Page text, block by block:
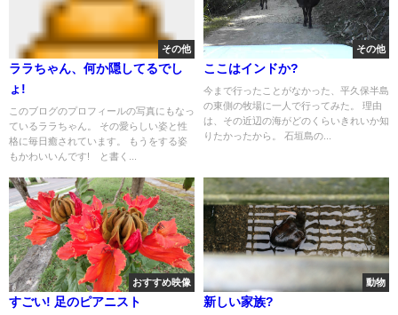
その他
ララちゃん、何か隠してるでし
ょ!
このブログのプロフィールの写真にもなっ
ているララちゃん。 その愛らしい姿と性
格に毎日癒されています。 もうをする姿
もかわいいんです! と書く...
その他
ここはインドか?
今まで行ったことがなかった、平久保半島
の東側の牧場に一人で行ってみた。 理由
は、その近辺の海がどのくらいきれいか知
りたかったから。 石垣島の...
おすすめ映像
すごい! 足のピアニスト
動物
新しい家族?